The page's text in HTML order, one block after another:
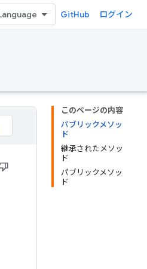
GitHub ログイン
このページの内容
パブリックメソッ
ド
継承されたメソッ
ド
パブリックメソッ
ド